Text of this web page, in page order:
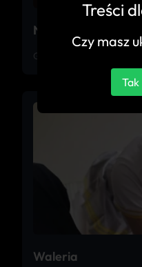
Nimfomanka
Grudziądz
Waleria
Treści
Czy masz
Tak